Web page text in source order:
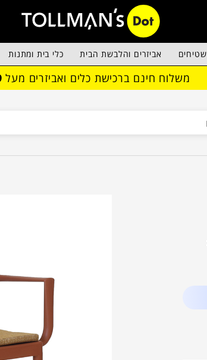
שטיחים אביזרים והלבשת הבית כלי בית ומתנות
משלוח חינם ברכישת כלים ואביזרים מעל